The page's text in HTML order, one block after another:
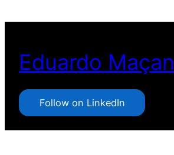
conteúdo
Eduardo Maçan
Follow on LinkedIn